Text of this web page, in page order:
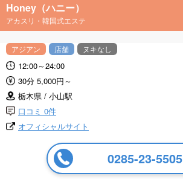
Honey（ハニー）
アカスリ・韓国式エステ
アジアン 店舗 ヌキなし
12:00～24:00
30分 5,000円～
栃木県 / 小山駅
口コミ 0件
オフィシャルサイト
0285-23-5505